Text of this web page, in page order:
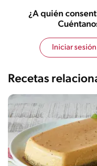
¿A quién
Iniciar sesión
Recetas